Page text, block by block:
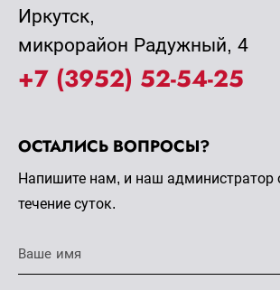
Иркутск,
микрорайон Радужный, 4
+7 (3952) 52-54-25
ОСТАЛИСЬ ВОПРОСЫ?
Напишите нам, и наш администратор
течение суток.